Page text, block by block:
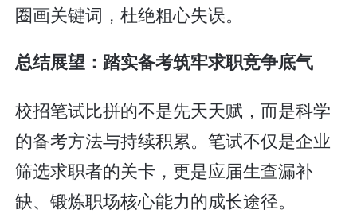
圈画关键词，杜绝粗心失误。
总结展望：踏实备考筑牢求职竞争底气
校招笔试比拼的不是先天天赋，而是科学
的备考方法与持续积累。笔试不仅是企业
筛选求职者的关卡，更是应届生查漏补
缺、锻炼职场核心能力的成长途径。